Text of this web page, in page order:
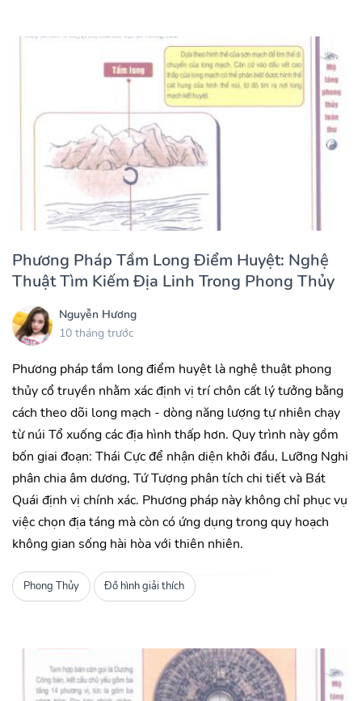
Phương Pháp Tầm Long Điểm Huyệt: Nghệ
Thuật Tìm Kiếm Địa Linh Trong Phong Thủy
Nguyễn Hương
10 tháng trước
Phương pháp tầm long điểm huyệt là nghệ thuật phong
thủy cổ truyền nhằm xác định vị trí chôn cất lý tưởng bằng
cách theo dõi long mạch - dòng năng lượng tự nhiên chạy
từ núi Tổ xuống các địa hình thấp hơn. Quy trình này gồm
bốn giai đoạn: Thái Cực để nhận diện khởi đầu, Lưỡng Nghi
phân chia âm dương, Tứ Tượng phân tích chi tiết và Bát
Quái định vị chính xác. Phương pháp này không chỉ phục vụ
việc chọn địa táng mà còn có ứng dụng trong quy hoạch
không gian sống hài hòa với thiên nhiên.
Phong Thủy Đồ hình giải thích